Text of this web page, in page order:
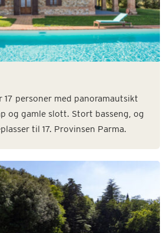
personer med panoramautsikt
og gamle slott. Stort basseng, og
til 17. Provinsen Parma.